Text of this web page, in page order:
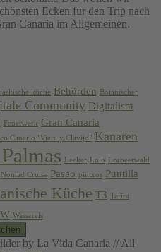
Ecken für den Trip nach
Canaria im Allgemeinen.
baskische küche Behörden
Botanischer
Community Digitalism
Feuerwerk Gran Canaria
Canario "Viera y Clavijo" Kanaren
Lecker Lolo
Lorbeerwald
Nomad Cruise Paseo pintxos Puntilla
Küche T3 Tafira
Wassereis
by La Vida Canaria // All